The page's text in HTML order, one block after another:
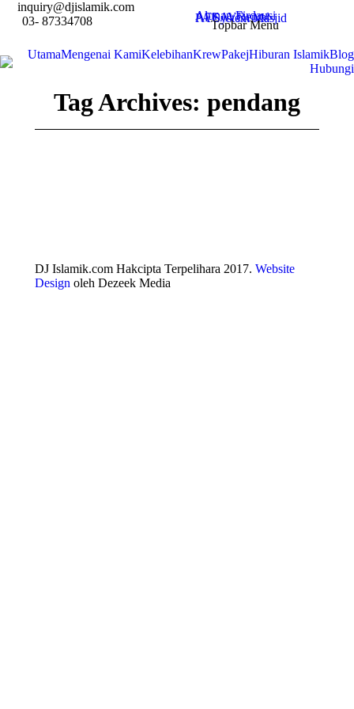
inquiry@djislamik.com
03- 87334708
Alunan Firdausi
AFEAVRental
PA System Masjid
Topbar Menu
UtamaMengenai KamiKelebihanKrewPakejHiburan IslamikBlog
Hubungi
Tag Archives: pendang
DJ Islamik.com Hakcipta Terpelihara 2017. Website
Design oleh Dezeek Media